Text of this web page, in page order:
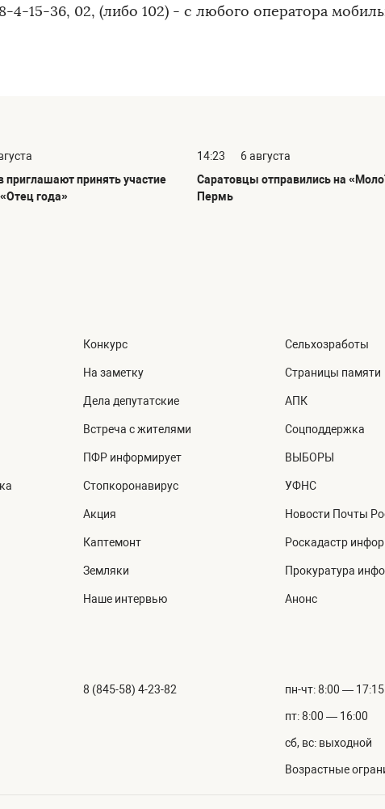
4-15-36, 02, (либо 102) - с любого оператора
приглашают принять участие
года»
14:23
6 августа
Саратовцы отправились на
Пермь
Конкурс
На заметку
Дела депутатские
Встреча с жителями
ПФР информирует
Стопкоронавирус
Акция
Каптемонт
Земляки
Наше интервью
Сельхозработы
Страницы памяти
АПК
Соцподдержка
ВЫБОРЫ
УФНС
Новости Почты
Роскадастр
Прокуратура
Анонс
8 (845-58) 4-23-82 пн-чт: 8:00 — 17:15
пт: 8:00 — 16:00
сб, вс: выходной
Возрастные